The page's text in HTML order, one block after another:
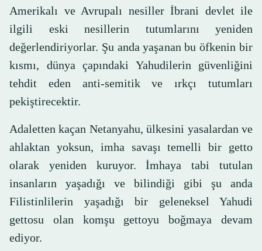
Amerikalı ve Avrupalı nesiller İbrani devlet ile
ilgili eski nesillerin tutumlarını yeniden
değerlendiriyorlar. Şu anda yaşanan bu öfkenin bir
kısmı, dünya çapındaki Yahudilerin güvenliğini
tehdit eden anti-semitik ve ırkçı tutumları
pekiştirecektir.
Adaletten kaçan Netanyahu, ülkesini yasalardan ve
ahlaktan yoksun, imha savaşı temelli bir getto
olarak yeniden kuruyor. İmhaya tabi tutulan
insanların yaşadığı ve bilindiği gibi şu anda
Filistinlilerin yaşadığı bir geleneksel Yahudi
gettosu olan komşu gettoyu boğmaya devam
ediyor.